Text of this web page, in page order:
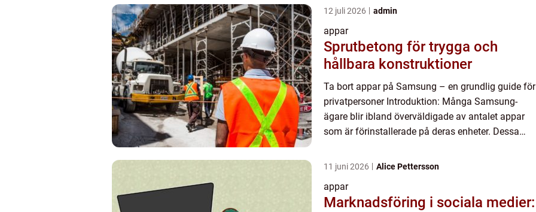
12 juli 2026 admin
appar
Sprutbetong för trygga och
hållbara konstruktioner
Ta bort appar på Samsung – en grundlig guide för
privatpersoner Introduktion: Många Samsung-
ägare blir ibland överväldigade av antalet appar
som är förinstallerade på deras enheter. Dessa
begrän...
11 juni 2026 Alice Pettersson
appar
Marknadsföring i sociala medier: